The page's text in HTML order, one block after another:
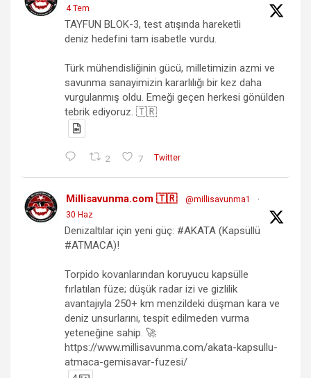
4 Tem
TAYFUN BLOK-3, test atışında hareketli
deniz hedefini tam isabetle vurdu.
Türk mühendisliğinin gücü, milletimizin azmi ve
savunma sanayimizin kararlılığı bir kez daha
vurgulanmış oldu. Emeği geçen herkesi gönülden
tebrik ediyoruz. 🇹🇷
2 7 Twitter
Millisavunma.com 🇹🇷 @millisavunma1
·
30 Haz
Denizaltılar için yeni güç: #AKATA (Kapsüllü
#ATMACA)!
Torpido kovanlarından koruyucu kapsülle
fırlatılan füze; düşük radar izi ve gizlilik
avantajıyla 250+ km menzildeki düşman kara ve
deniz unsurlarını, tespit edilmeden vurma
yeteneğine sahip. 🚀
https://www.millisavunma.com/akata-kapsullu-
atmaca-gemisavar-fuzesi/